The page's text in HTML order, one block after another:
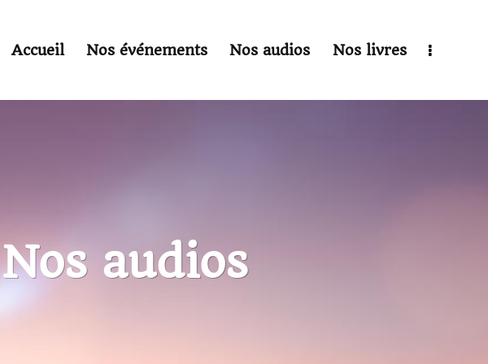
Accueil Nos événements Nos audios Nos livres
Nos audios